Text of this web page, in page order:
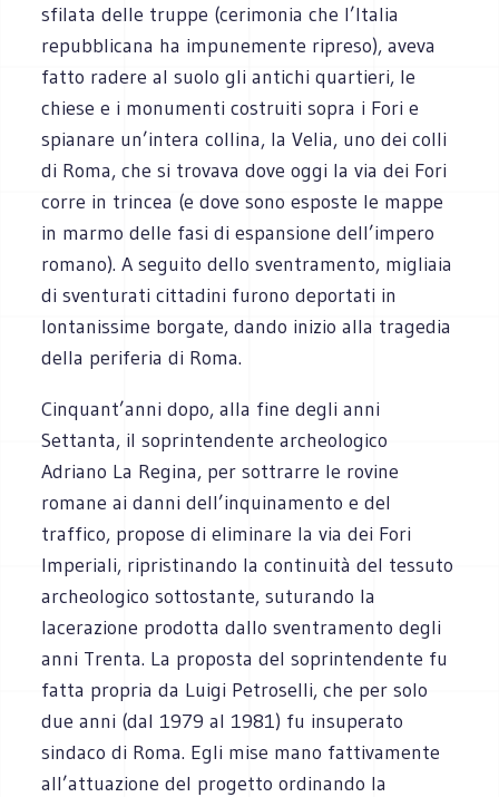
sfilata delle truppe (cerimonia che l’Italia
repubblicana ha impunemente ripreso), aveva
fatto radere al suolo gli antichi quartieri, le
chiese e i monumenti costruiti sopra i Fori e
spianare un’intera collina, la Velia, uno dei colli
di Roma, che si trovava dove oggi la via dei Fori
corre in trincea (e dove sono esposte le mappe
in marmo delle fasi di espansione dell’impero
romano). A seguito dello sventramento, migliaia
di sventurati cittadini furono deportati in
lontanissime borgate, dando inizio alla tragedia
della periferia di Roma.
Cinquant’anni dopo, alla fine degli anni
Settanta, il soprintendente archeologico
Adriano La Regina, per sottrarre le rovine
romane ai danni dell’inquinamento e del
traffico, propose di eliminare la via dei Fori
Imperiali, ripristinando la continuità del tessuto
archeologico sottostante, suturando la
lacerazione prodotta dallo sventramento degli
anni Trenta. La proposta del soprintendente fu
fatta propria da Luigi Petroselli, che per solo
due anni (dal 1979 al 1981) fu insuperato
sindaco di Roma. Egli mise mano fattivamente
all’attuazione del progetto ordinando la